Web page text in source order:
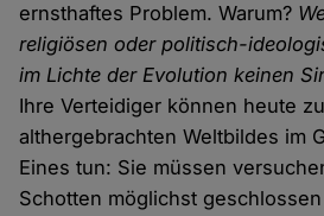
ernsthaftes Problem. Warum?
religiösen oder politisch-
im Lichte der Evolution keinen
Ihre Verteidiger können heute
althergebrachten Weltbildes im
Eines tun: Sie müssen
Schotten möglichst